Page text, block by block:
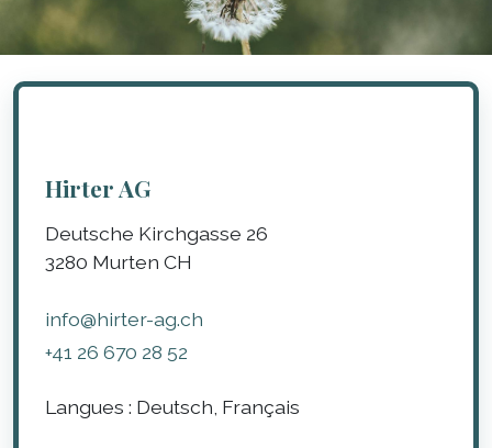
Hirter AG
Deutsche Kirchgasse 26
3280 Murten CH
info@hirter-ag.ch
+41 26 670 28 52
Langues : Deutsch, Français